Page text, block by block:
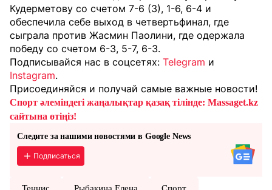
Кудерметову со счетом 7-6 (3), 1-6, 6-4 и
обеспечила себе выход в четвертьфинал, где
сыграла против Жасмин Паолини, где одержала
победу со счетом 6-3, 5-7, 6-3.
Подписывайся нас в соцсетях: Telegram и
Instagram.
Присоединяйся и получай самые важные новости!
Спорт әлеміндегі жаңалықтар қазақ тілінде: Massaget.kz
сайтына өтіңіз!
Следите за нашими новостями в Google News
Подписаться